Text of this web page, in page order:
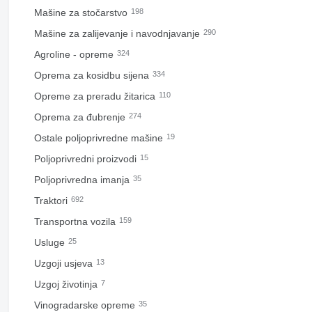
Mašine za stočarstvo 198
Mašine za zaliјеvanje i navodnjavanje 290
Agroline - opreme 324
Oprema za kosidbu sijena 334
Opreme za preradu žitarica 110
Oprema za đubrenje 274
Ostale poljoprivredne mašine 19
Poljoprivredni proizvodi 15
Poljoprivrednа imanjа 35
Traktori 692
Transportna vozila 159
Usluge 25
Uzgoji usjeva 13
Uzgoj životinja 7
Vinogradarske opreme 35